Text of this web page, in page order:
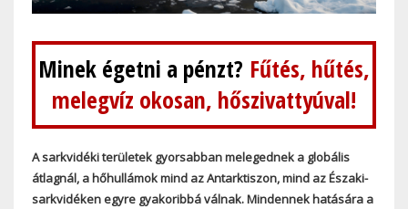
Minek égetni a pénzt? Fűtés, hűtés,
melegvíz okosan, hőszivattyúval!
A sarkvidéki területek gyorsabban melegednek a globális
átlagnál, a hőhullámok mind az Antarktiszon, mind az Északi-
sarkvidéken egyre gyakoribbá válnak. Mindennek hatására a